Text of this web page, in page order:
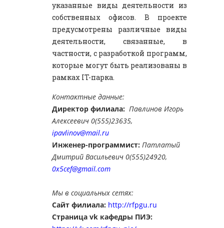
указанные виды деятельности из
собственных офисов. В проекте
предусмотрены различные виды
деятельности, связанные, в
частности, с разработкой программ,
которые могут быть реализованы в
рамках IT-парка.
Контактные данные:
Директор филиала: Павлинов Игорь
Алексеевич 0(555)23635,
ipavlinov@mail.ru
Инженер-программист: Патлатый
Дмитрий Васильевич 0(555)24920,
0x5cef@gmail.com
Мы в социальных сетях:
Сайт филиала: http://rfpgu.ru
Страница vk кафедры ПИЭ: